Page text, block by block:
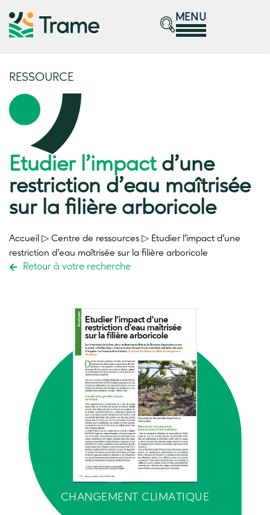
MENU
RESSOURCE
Etudier l’impact d’une
restriction d’eau maîtrisée
sur la filière arboricole
Accueil ▷ Centre de ressources ▷ Etudier l’impact d’une
restriction d’eau maîtrisée sur la filière arboricole
Retour à votre recherche
CHANGEMENT CLIMATIQUE